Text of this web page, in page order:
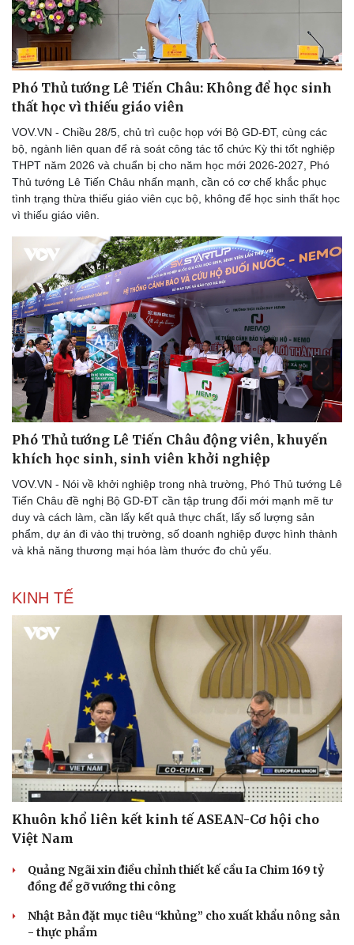
Pháp luật
Vụ án
Tin nóng
Tư vấn luật
Quân sự - Quốc phòng
Vũ khí
Việt Nam
Phó Thủ tướng Lê Tiến Châu: Không để học sinh
thất học vì thiếu giáo viên
VOV.VN - Chiều 28/5, chủ trì cuộc họp với Bộ GD-ĐT, cùng các
bộ, ngành liên quan để rà soát công tác tổ chức Kỳ thi tốt nghiệp
THPT năm 2026 và chuẩn bị cho năm học mới 2026-2027, Phó
Thủ tướng Lê Tiến Châu nhấn mạnh, cần có cơ chế khắc phục
tình trạng thừa thiếu giáo viên cục bộ, không để học sinh thất học
vì thiếu giáo viên.
Phó Thủ tướng Lê Tiến Châu động viên, khuyến
khích học sinh, sinh viên khởi nghiệp
VOV.VN - Nói về khởi nghiệp trong nhà trường, Phó Thủ tướng Lê
Tiến Châu đề nghị Bộ GD-ĐT cần tập trung đổi mới mạnh mẽ tư
duy và cách làm, cần lấy kết quả thực chất, lấy số lượng sản
phẩm, dự án đi vào thị trường, số doanh nghiệp được hình thành
và khả năng thương mại hóa làm thước đo chủ yếu.
KINH TẾ
Khuôn khổ liên kết kinh tế ASEAN-Cơ hội cho
Việt Nam
Quảng Ngãi xin điều chỉnh thiết kế cầu Ia Chim 169 tỷ
đồng để gỡ vướng thi công
Nhật Bản đặt mục tiêu “khủng” cho xuất khẩu nông sản
- thực phẩm